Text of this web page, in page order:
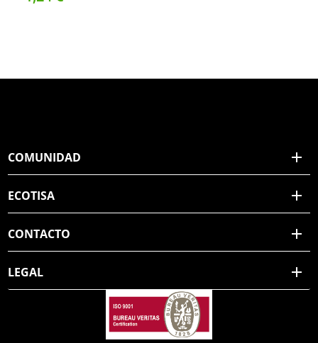
COMUNIDAD
ECOTISA
CONTACTO
LEGAL